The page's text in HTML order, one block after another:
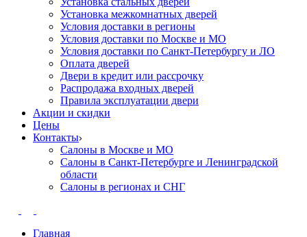
Установка межкомнатных дверей
Условия доставки в регионы
Условия доставки по Москве и МО
Условия доставки по Санкт-Петербургу и ЛО
Оплата дверей
Двери в кредит или рассрочку
Распродажа входных дверей
Правила эксплуатации двери
Акции и скидки
Цены
Контакты
Салоны в Москве и МО
Салоны в Санкт-Петербурге и Ленинградской
области
Салоны в регионах и СНГ
Главная